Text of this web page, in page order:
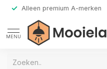
verzending vanaf € 50,- (NL/BE)
MENU